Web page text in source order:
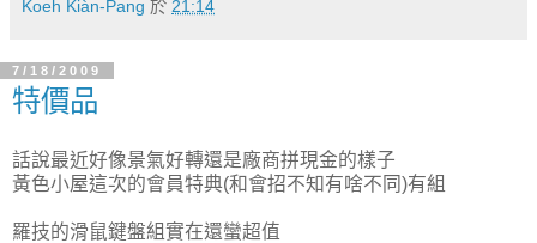
Koeh Kiàn-Pang 於 21:14
7/18/2009
特價品
話說最近好像景氣好轉還是廠商拼現金的樣子
黃色小屋這次的會員特典(和會招不知有啥不同)有組
羅技的滑鼠鍵盤組實在還蠻超值